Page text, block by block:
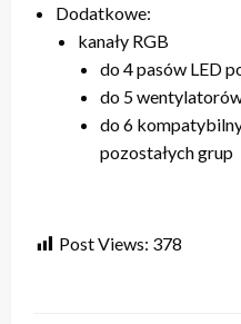
Dodatkowe:
kanały RGB
do 4 pasów LED
do 5
do 6
pozostałych grup
Post Views: 378